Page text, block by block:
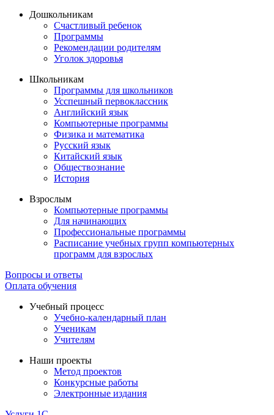
Дошкольникам
Счастливый ребенок
Программы
Рекомендации родителям
Уголок здоровья
Школьникам
Программы для школьников
Усспешный первоклассник
Английский язык
Компьютерные программы
Физика и математика
Русский язык
Китайский язык
Обществознание
История
Взрослым
Компьютерные программы
Для начинающих
Профессиональные программы
Расписание учебных групп компьютерных
программ для взрослых
Вопросы и ответы
Оплата обучения
Учебный процесс
Учебно-календарный план
Ученикам
Учителям
Наши проекты
Метод проектов
Конкурсные работы
Электронные издания